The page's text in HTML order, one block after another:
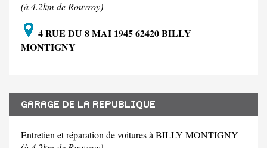
(à 4.2km de Rouvroy)
4 RUE DU 8 MAI 1945 62420 BILLY
MONTIGNY
GARAGE DE LA REPUBLIQUE
Entretien et réparation de voitures à BILLY MONTIGNY